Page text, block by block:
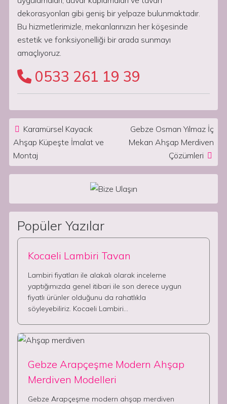
dekorasyonları gibi geniş bir yelpaze bulunmaktadır.
Bu hizmetlerimizle, mekanlarınızın her köşesinde
estetik ve fonksiyonelliği bir arada sunmayı
amaçlıyoruz.
0533 261 19 39
Post navigation
Karamürsel Kayacık
Ahşap Küpeşte İmalat ve
Montaj
Gebze Osman Yılmaz İç
Mekan Ahşap Merdiven
Çözümleri
Popüler Yazılar
Kocaeli Lambiri Tavan
Lambiri fiyatları ile alakalı olarak inceleme
yaptığımızda genel itibari ile son derece uygun
fiyatlı ürünler olduğunu da rahatlıkla
söyleyebiliriz. Kocaeli Lambiri…
Gebze Arapçeşme Modern Ahşap
Merdiven Modelleri
Gebze Arapçeşme modern ahşap merdiven